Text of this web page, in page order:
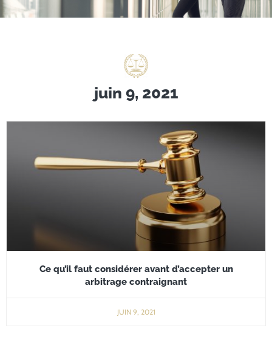
juin 9, 2021
Ce qu’il faut considérer avant d’accepter un
arbitrage contraignant
JUIN 9, 2021